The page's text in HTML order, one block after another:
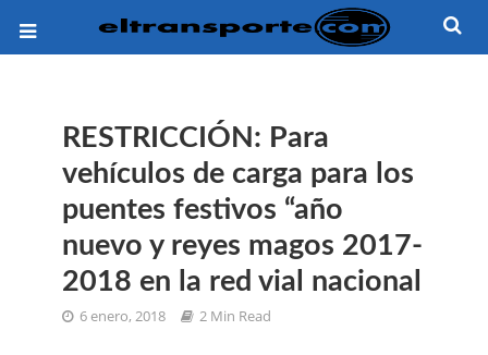
RESTRICCIÓN: Para
vehículos de carga para los
puentes festivos “año
nuevo y reyes magos 2017-
2018 en la red vial nacional
6 enero, 2018 2 Min Read